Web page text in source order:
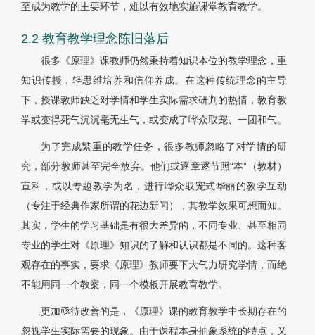
至成为教学的主要环节，难以有效地实施课堂教育教学。
2.2 教育教学理念陈旧落后
很多《原理》课教师仍然秉持着知识本位的教学理念，重
知识传授，轻思维培养和信仰养成。在这种传统理念的主导
下，授课教师缺乏对学情和学生实际需求研判的热情，教育教
学或变得死气沉沉毫无生气，或变成了哗众取宠、一团和气。
为了完成繁重的教学任务，很多教师忽略了对学情的研
究，部分教师甚至完全放弃。他们或逐章逐节照“本”（教材）
宣科，或以专题教学为名，进行哗众取宠式华丽的教学互动
（专注于经典作家所谓的花边新闻），其教学效果可想而知。
其实，学生的学习基础是有很大差异的，不同专业、甚至相同
专业的学生对《原理》知识的了解和认识都是不同的。这种客
观存在的事实，要求《原理》教师要下大气力研究学情，而绝
不能用同一个教案，同一个模板开展教育教学。
更加亟待改善的是，《原理》课的教育教学中长期存在的
忽视学生实际需要的现象。由于课程本身抽象系统的特点，又